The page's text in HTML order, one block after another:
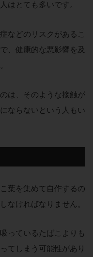
はとても多いです。
などのリスクがあるこ
、健康的な悪影響を及
は、そのような接触が
ならないという人もい
葉を集めて自作するの
なければなりません。
っているたばこよりも
てしまう可能性があり